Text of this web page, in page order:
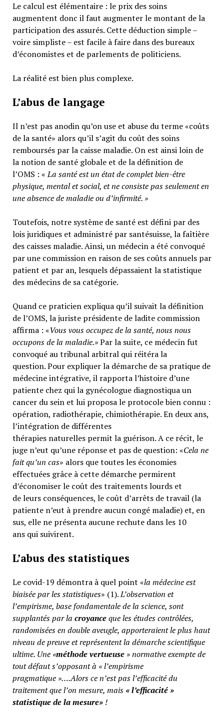
Le calcul est élémentaire : le prix des soins
augmentent donc il faut augmenter le montant de la
participation des assurés. Cette déduction simple –
voire simpliste – est facile à faire dans des bureaux
d’économistes et de parlements de politiciens.
La réalité est bien plus complexe.
L’abus de langage
Il n’est pas anodin qu’on use et abuse du terme «coûts
de la santé» alors qu’il s’agit du coût des soins
remboursés par la caisse maladie. On est ainsi loin de
la notion de santé globale et de la définition de
l’OMS : «La santé est un état de complet bien-être
physique, mental et social, et ne consiste pas seulement en
une absence de maladie ou d’infirmité.»
Toutefois, notre système de santé est défini par des
lois juridiques et administré par santésuisse, la faîtière
des caisses maladie. Ainsi, un médecin a été convoqué
par une commission en raison de ses coûts annuels par
patient et par an, lesquels dépassaient la statistique
des médecins de sa catégorie.
Quand ce praticien expliqua qu’il suivait la définition
de l’OMS, la juriste présidente de ladite commission
affirma : «Vous vous occupez de la santé, nous nous
occupons de la maladie.»Par la suite, ce médecin fut
convoqué au tribunal arbitral qui réitéra la
question. Pour expliquer la démarche de sa pratique de
médecine intégrative, il rapporta l’histoire d’une
patiente chez qui la gynécologue diagnostiqua un
cancer du sein et lui proposa le protocole bien connu :
opération, radiothérapie, chimiothérapie. En deux ans,
l’intégration de différentes
thérapies naturelles permit la guérison. A ce récit, le
juge n’eut qu’une réponse et pas de question: «Cela ne
fait qu’un cas» alors que toutes les économies
effectuées grâce à cette démarche permirent
d’économiser le coût des traitements lourds et
de leurs conséquences, le coût d’arrêts de travail (la
patiente n’eut à prendre aucun congé maladie) et, en
sus, elle ne présenta aucune rechute dans les 10
ans qui suivirent.
L’abus des statistiques
Le covid-19 démontra à quel point «la médecine est
biaisée par les statistiques» (1).L’observation et
l’empirisme, base fondamentale de la science, sont
supplantés par la croyanceque les études contrôlées,
randomisées en double aveugle, apporteraient le plus haut
niveau de preuve et représentent la démarche scientifique
ultime. Une «méthode vertueuse» normative exempte de
tout défaut s’opposant à « l’empirisme
pragmatique »….Alors ce n’est pas l’efficacité du
traitement que l’on mesure, mais «l’efficacité »
statistique de la mesure» !